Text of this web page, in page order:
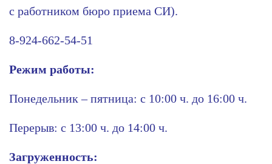
с работником бюро приема СИ).
8-924-662-54-51
Режим работы:
Понедельник – пятница: с 10:00 ч. до 16:00 ч.
Перерыв: с 13:00 ч. до 14:00 ч.
Загруженность: